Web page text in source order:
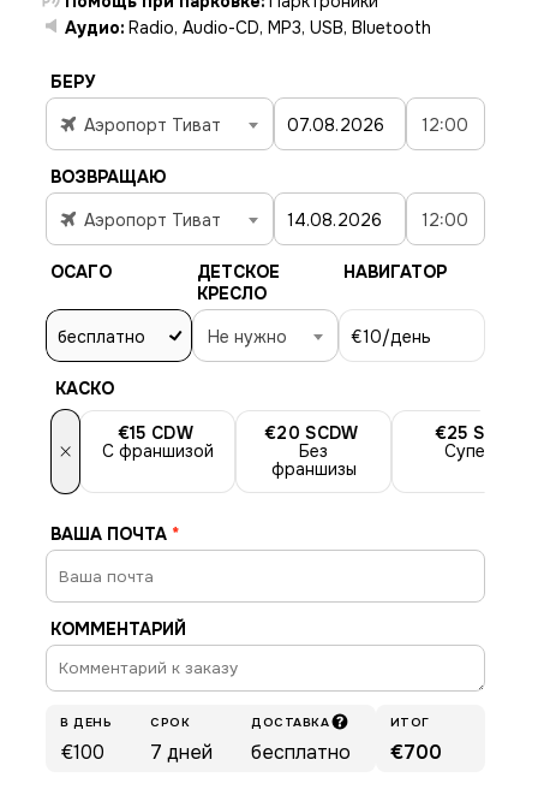
Аудио: Radio, Audio-CD, MP3, USB, Bluetooth
БЕРУ
Аэропорт Тиват
12:00
ВОЗВРАЩАЮ
Аэропорт Тиват
12:00
ОСАГО
бесплатно
ДЕТСКОЕ
КРЕСЛО
Не нужно
НАВИГАТОР
€10/день
КАСКО
×
€15 CDW
С франшизой
€20 SCDW
Без
франшизы
€25 SLI
Супер
ВАША ПОЧТА *
КОММЕНТАРИЙ
В ДЕНЬ
€100
СРОК
7 дней
ДОСТАВКА
бесплатно
ИТОГ
€700